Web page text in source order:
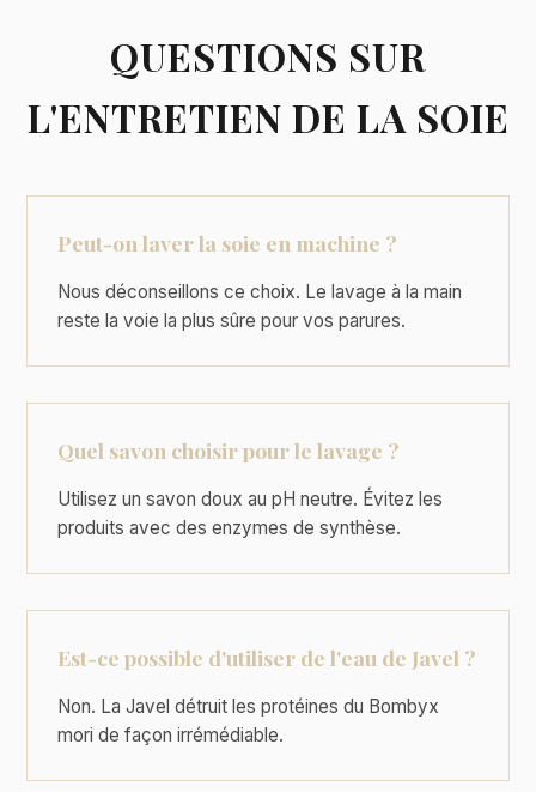
QUESTIONS SUR
L'ENTRETIEN DE LA SOIE
Peut-on laver la soie en machine ?
Nous déconseillons ce choix. Le lavage à la main
reste la voie la plus sûre pour vos parures.
Quel savon choisir pour le lavage ?
Utilisez un savon doux au pH neutre. Évitez les
produits avec des enzymes de synthèse.
Est-ce possible d'utiliser de l'eau de Javel ?
Non. La Javel détruit les protéines du Bombyx
mori de façon irrémédiable.